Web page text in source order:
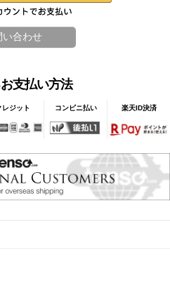
支払い方法
レジット コンビニ払い 楽天ID決済